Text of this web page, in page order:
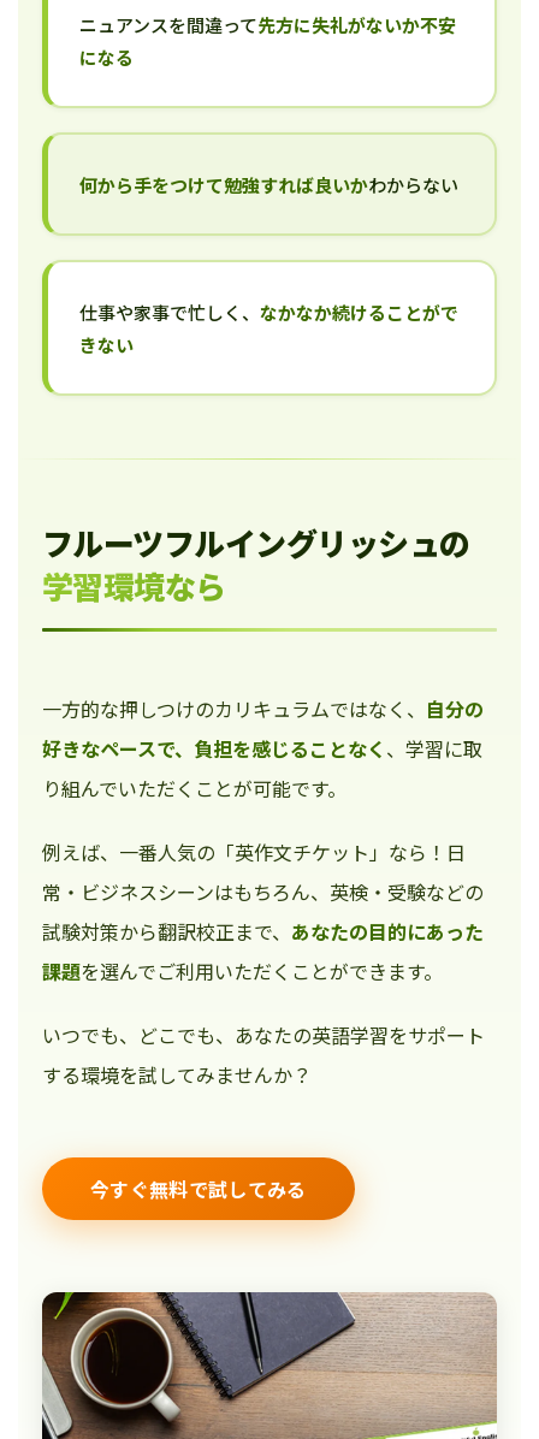
ニュアンスを間違って先方に失礼がないか不安
になる
何から手をつけて勉強すれば良いかわからない
仕事や家事で忙しく、 なかなか続けることがで
きない
フルーツフルイングリッシュの
学習環境なら
一方的な押しつけのカリキュラムではなく、 自分の
好きなペースで、負担を感じることなく 、学習に取
り組んでいただくことが可能です。
例えば、一番人気の「英作文チケット」なら！日
常・ビジネスシーンはもちろん、英検・受験などの
試験対策から翻訳校正まで、 あなたの目的にあった
課題を選んでご利用いただくことができます。
いつでも、どこでも、あなたの英語学習をサポート
する環境を試してみませんか？
今すぐ無料で試してみる